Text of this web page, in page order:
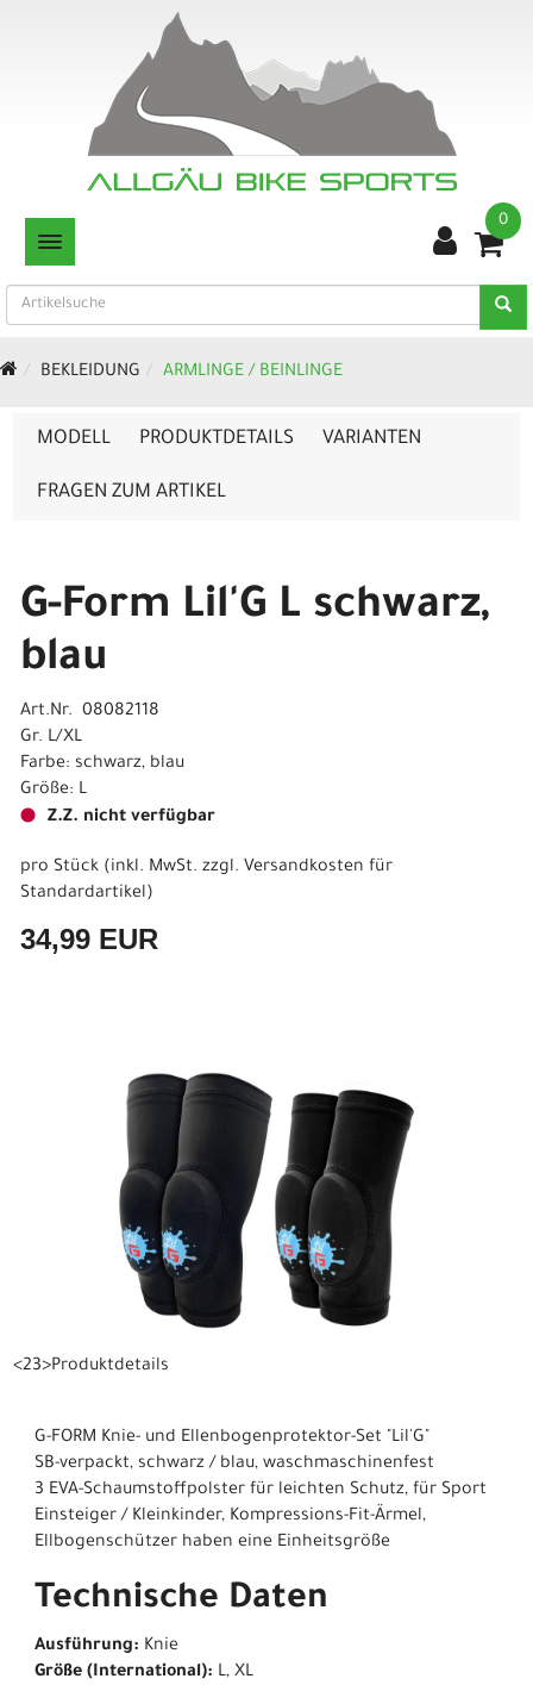
TOGGLE NAVIGATION
0
BEKLEIDUNG ARMLINGE / BEINLINGE
MODELL PRODUKTDETAILS VARIANTEN
FRAGEN ZUM ARTIKEL
G-Form Lil'G L schwarz,
blau
Art.Nr. 08082118
Gr. L/XL
Farbe: schwarz, blau
Größe: L
Z.Z. nicht verfügbar
pro Stück (inkl. MwSt. zzgl. Versandkosten für
Standardartikel)
34,99 EUR
<23>Produktdetails
G-FORM Knie- und Ellenbogenprotektor-Set "Lil'G"
SB-verpackt, schwarz / blau, waschmaschinenfest
3 EVA-Schaumstoffpolster für leichten Schutz, für Sport
Einsteiger / Kleinkinder, Kompressions-Fit-Ärmel,
Ellbogenschützer haben eine Einheitsgröße
Technische Daten
Ausführung: Knie
Größe (International): L, XL